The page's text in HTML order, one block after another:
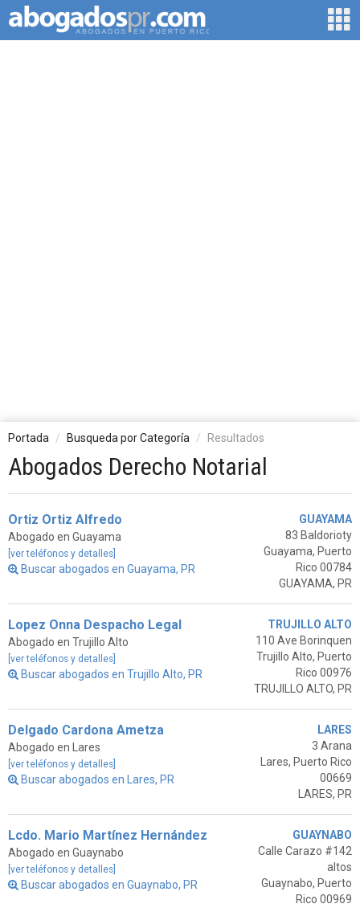
Portada Busqueda por Categoría Resultados
Abogados Derecho Notarial
Ortiz Ortiz Alfredo
Abogado en Guayama
[ver teléfonos y detalles]
Buscar abogados en Guayama, PR
GUAYAMA
83 Baldorioty
Guayama, Puerto
Rico 00784
GUAYAMA, PR
Lopez Onna Despacho Legal
Abogado en Trujillo Alto
[ver teléfonos y detalles]
Buscar abogados en Trujillo Alto, PR
TRUJILLO ALTO
110 Ave Borinquen
Trujillo Alto, Puerto
Rico 00976
TRUJILLO ALTO, PR
Delgado Cardona Ametza
Abogado en Lares
[ver teléfonos y detalles]
Buscar abogados en Lares, PR
LARES
3 Arana
Lares, Puerto Rico
00669
LARES, PR
Lcdo. Mario Martínez Hernández
Abogado en Guaynabo
[ver teléfonos y detalles]
Buscar abogados en Guaynabo, PR
GUAYNABO
Calle Carazo #142
altos
Guaynabo, Puerto
Rico 00969